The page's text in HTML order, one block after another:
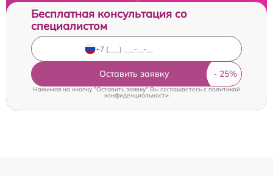
Бесплатная консультация со
специалистом
Оставить заявку
Нажимая на кнопку "Оставить заявку" Вы соглашаетесь cполитикой
конфиденциальности